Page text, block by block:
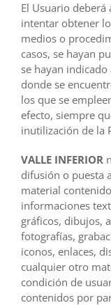
El Usuario
intentar obtener
medios o
casos, se hayan
se hayan indicado
donde se
los que se
efecto, siempre
inutilización de la
VALLE INFERIOR
difusión o puesta
material
informaciones
gráficos, dibujos,
fotografías,
iconos, enlaces,
cualquier otro
condición de
contenidos por